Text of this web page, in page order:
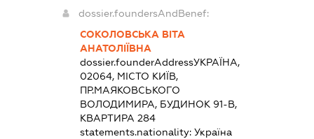
dossier.foundersAndBenef:
СОКОЛОВСЬКА ВІТА
АНАТОЛІЇВНА
dossier.founderAddressУКРАЇНА,
02064, МІСТО КИЇВ,
ПР.МАЯКОВСЬКОГО
ВОЛОДИМИРА, БУДИНОК 91-В,
КВАРТИРА 284
statements.nationality:Україна